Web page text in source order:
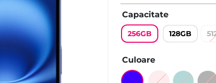
Capacitate
256GB 128GB
Culoare